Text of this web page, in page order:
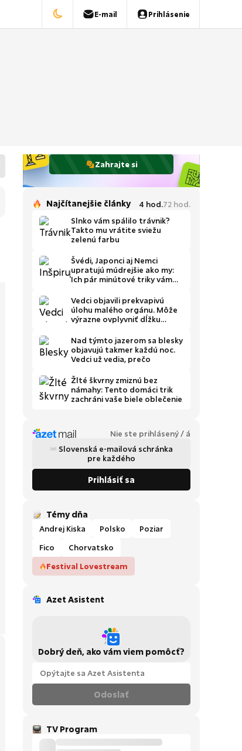
E-mail Prihlásenie
Zahrajte si
Najčítanejšie články 4 hod.72 hod.
Slnko vám spálilo trávnik?
Takto mu vrátite sviežu
zelenú farbu
Švédi, Japonci aj Nemci
upratujú múdrejšie ako my:
Ich pár minútové triky vám
Vedci objavili prekvapivú
úlohu malého orgánu. Môže
výrazne ovplyvniť dĺžku
Nad týmto jazerom sa blesky
objavujú takmer každú noc.
Vedci už vedia, prečo
Žlté škvrny zmiznú bez
námahy: Tento domáci trik
zachráni vaše biele oblečenie
Nie ste prihlásený / á
Slovenská e-mailová schránka
pre každého
Prihlásiť sa
Témy dňa
Andrej Kiska Polsko
Poziar
Fico
Chorvatsko
Festival Lovestream
Azet Asistent
Dobrý deň, ako vám viem pomôcť?
Odoslať
TV Program